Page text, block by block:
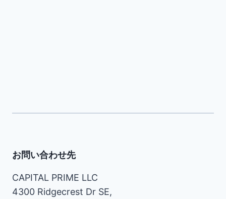
お問い合わせ先
CAPITAL PRIME LLC
4300 Ridgecrest Dr SE,